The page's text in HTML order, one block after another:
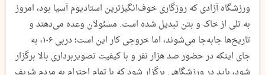
ورزشگاه آزادی که روزگاری خوف‌انگیزترین استادیوم آسیا بود، امروز
به تلی از خاک و بتن تبدیل شده است. مسئولان وعده می‌دهند و
تاریخ‌ها جابه‌جا می‌شوند، اما خروجی کار این است؛ دربی ۱۰۶، به
جای اینکه در حضور صد هزار نفر و با کیفیت تصویربرداری بالا برگزار